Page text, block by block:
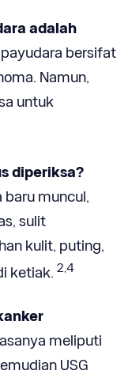
adalah
bersifat
Namun,
untuk
diperiksa?
baru muncul,
sulit
kulit, puting,
ketiak. 2,4
meliputi
USG